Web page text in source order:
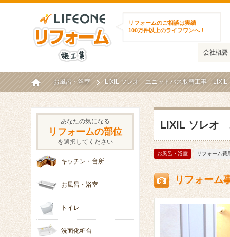
リフォームのご相談は実績
100万件以上のライフワンへ！
会社概要
ホームお風呂・浴室 LIXIL ソレオ ユニットバス取替工事 LIXIL
LIXIL ソレオ
お風呂・浴室 リフォーム費
リフォーム
あなたの気になる
リフォームの部位
を選択してください
キッチン・台所
お風呂・浴室
トイレ
洗面化粧台